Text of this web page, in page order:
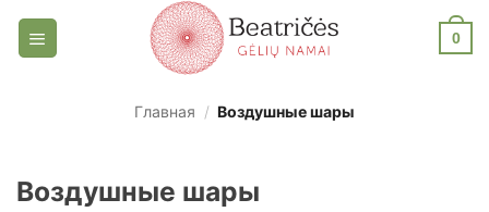
Skip
0
Главная / Воздушные шары
Воздушные шары